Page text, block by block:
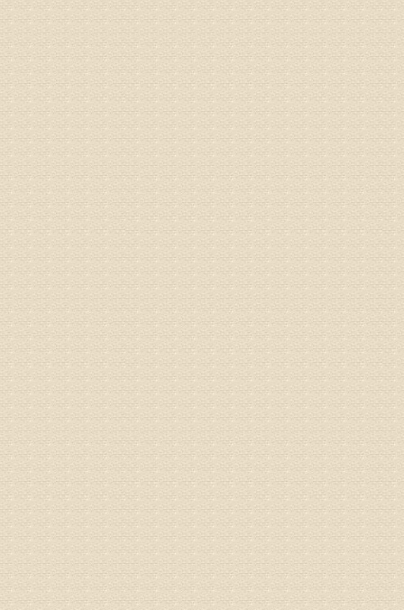
病情描
术，无
病情描
先需要
同时，
由于我
专家回
专家回
何？
理疗、
由于我